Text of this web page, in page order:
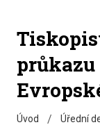
Úvod / Úřední